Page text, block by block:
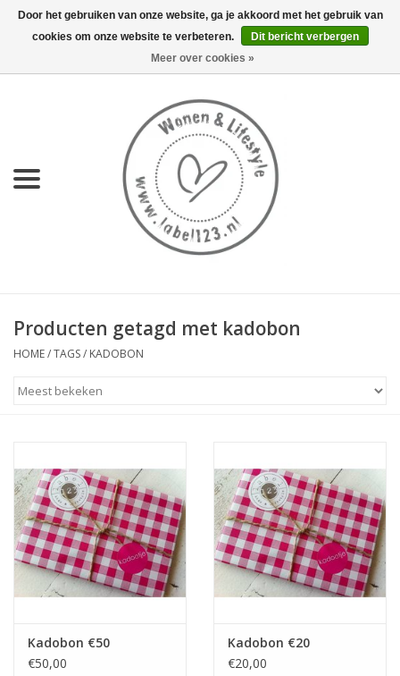
0 Artikelen - €0,00
KEUKEN
LIFESTYLE
MEUBELS
OUTDOOR
SALE
KAMERS
ALGEMEEN
Producten getagd met kadobon
HOME/TAGS/ KADOBON
Kadobon €50
€50,00
Kadobon €20
€20,00
Door het gebruiken van onze website, ga je akkoord met het gebruik van
cookies om onze website te verbeteren.
Dit bericht verbergen
Meer over cookies »